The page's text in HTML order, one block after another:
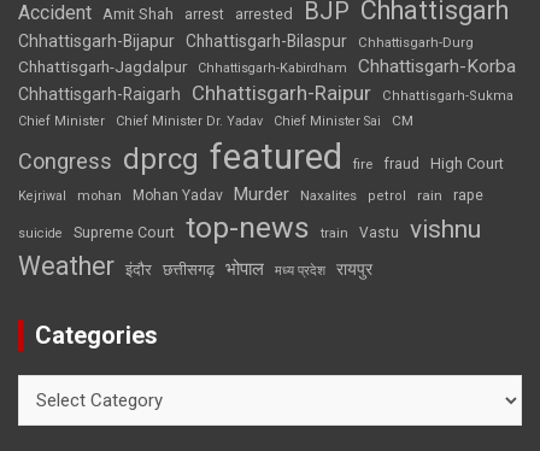
Accident Amit Shah arrest arrested BJP Chhattisgarh
Chhattisgarh-Bijapur Chhattisgarh-Bilaspur Chhattisgarh-Durg
Chhattisgarh-Jagdalpur Chhattisgarh-Kabirdham Chhattisgarh-Korba
Chhattisgarh-Raigarh Chhattisgarh-Raipur
Chhattisgarh-Sukma
Chief Minister
Chief Minister Dr. Yadav Chief Minister Sai CM
Congress dprcg featured fire fraud High Court
Kejriwal mohan Mohan Yadav Murder Naxalites petrol rain rape
suicide Supreme Court top-news train Vastu vishnu
Weather इंदौर छत्तीसगढ़ भोपाल मध्य प्रदेश रायपुर
Categories